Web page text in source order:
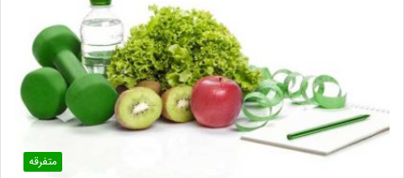
متفرقه